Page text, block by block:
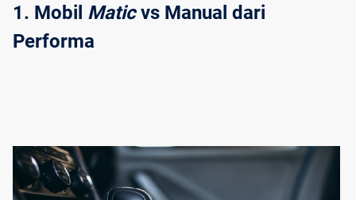
1. Mobil Matic vs Manual dari
Performa